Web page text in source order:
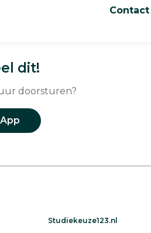
Contact
dit!
doorsturen?
Studiekeuze123.nl